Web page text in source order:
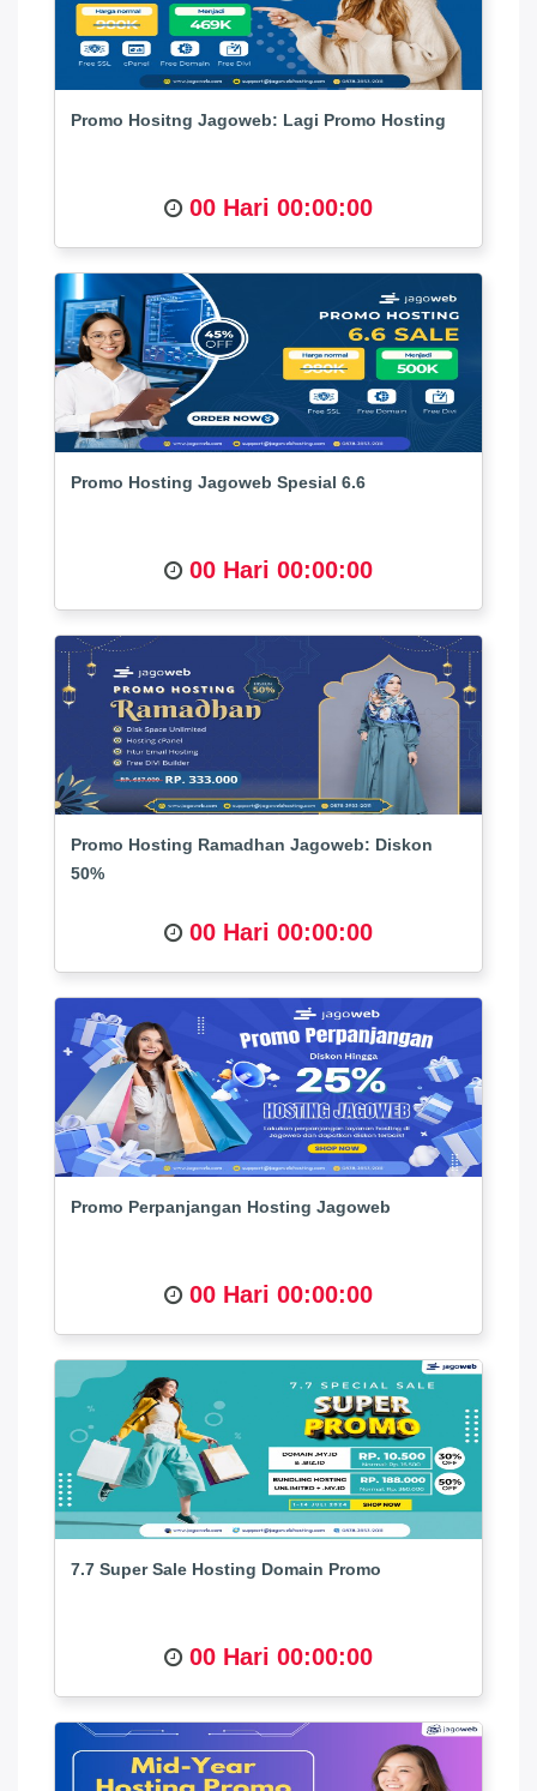
Promo Hositng Jagoweb: Lagi Promo Hosting
00 Hari 00:00:00
Promo Hosting Jagoweb Spesial 6.6
00 Hari 00:00:00
Promo Hosting Ramadhan Jagoweb: Diskon
50%
00 Hari 00:00:00
Promo Perpanjangan Hosting Jagoweb
00 Hari 00:00:00
7.7 Super Sale Hosting Domain Promo
00 Hari 00:00:00